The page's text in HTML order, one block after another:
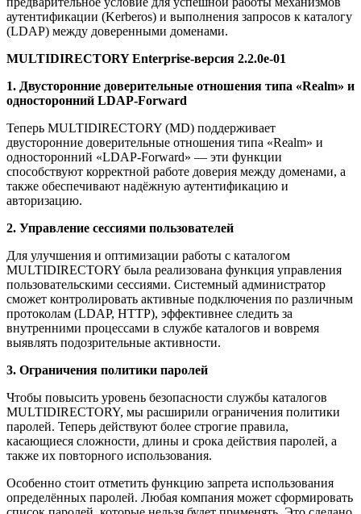
аутентификации (Kerberos) и выполнения запросов к каталогу
(LDAP) между доверенными доменами.
MULTIDIRECTORY Enterprise-версия 2.2.0е-01
1. Двусторонние доверительные отношения типа «Realm» и
односторонний LDAP-Forward
Теперь MULTIDIRECTORY (MD) поддерживает
двусторонние доверительные отношения типа «Realm» и
односторонний «LDAP-Forward» — эти функции
способствуют корректной работе доверия между доменами, а
также обеспечивают надёжную аутентификацию и
авторизацию.
2. Управление сессиями пользователей
Для улучшения и оптимизации работы с каталогом
MULTIDIRECTORY была реализована функция управления
пользовательскими сессиями. Системный администратор
сможет контролировать активные подключения по различным
протоколам (LDAP, HTTP), эффективнее следить за
внутренними процессами в службе каталогов и вовремя
выявлять подозрительные активности.
3. Ограничения политики паролей
Чтобы повысить уровень безопасности службы каталогов
MULTIDIRECTORY, мы расширили ограничения политики
паролей. Теперь действуют более строгие правила,
касающиеся сложности, длины и срока действия паролей, а
также их повторного использования.
Особенно стоит отметить функцию запрета использования
определённых паролей. Любая компания может сформировать